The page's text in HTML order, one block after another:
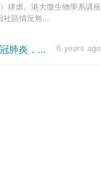
健康資訊．醫療新聞．新冠肺炎．疫情消息 6 years ago
肆虐。港大微生物學系講座
社區情況無...